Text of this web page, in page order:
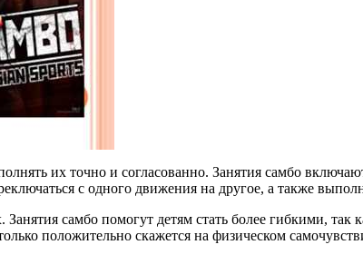
их точно и согласованно. Занятия самбо
с одного движения на другое, а также
самбо помогут детям стать более гибкими,
положительно скажется на физическом